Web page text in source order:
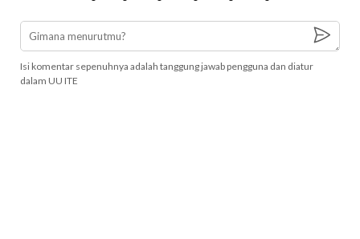
Isi komentar sepenuhnya adalah tanggung jawab pengguna dan diatur
dalam UU ITE